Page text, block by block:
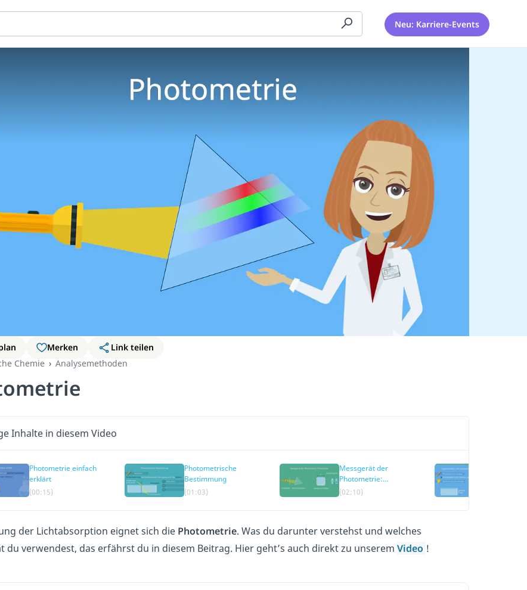
Neu: Karriere-Events
Merken
Link teilen
Chemie
Analysemethoden
Inhalte in diesem Video
Photometrie einfach
erklärt
(00:15)
Photometrische
Bestimmung
(01:03)
Messgerät der
Photometrie:
Photometer
(02:10)
der Lichtabsorption eignet sich die Photometrie. Was du darunter verstehst und welches
du verwendest, das erfährst du in diesem Beitrag. Hier geht’s auch direkt zu unserem Video !